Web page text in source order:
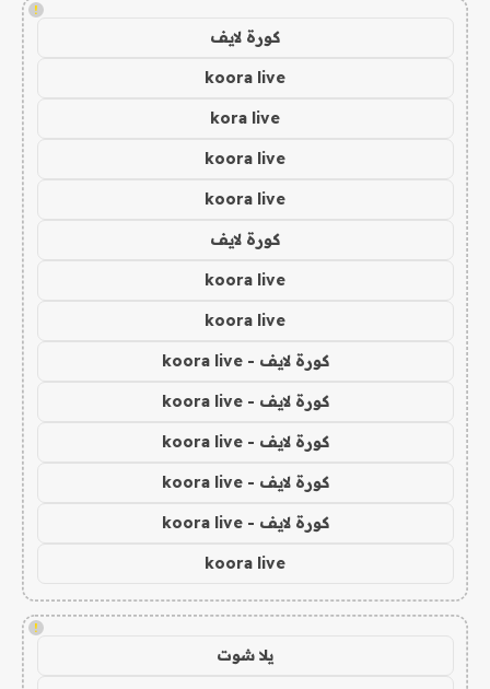
!
كورة لايف
koora live
kora live
koora live
koora live
كورة لايف
koora live
koora live
كورة لايف - koora live
كورة لايف - koora live
كورة لايف - koora live
كورة لايف - koora live
كورة لايف - koora live
koora live
!
يلا شوت